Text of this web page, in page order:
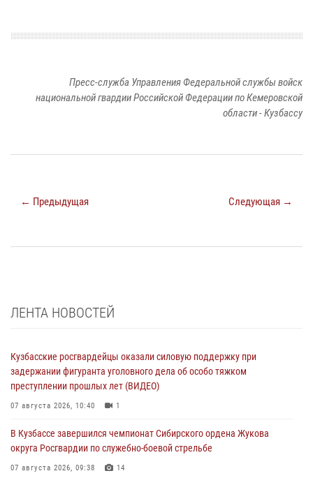
Пресс-служба Управления Федеральной службы войск
национальной гвардии Российской Федерации по Кемеровской
области - Кузбассу
← Предыдущая Следующая →
ЛЕНТА НОВОСТЕЙ
Кузбасские росгвардейцы оказали силовую поддержку при
задержании фигуранта уголовного дела об особо тяжком
преступлении прошлых лет (ВИДЕО)
07 августа 2026, 10:40 1
В Кузбассе завершился чемпионат Сибирского ордена Жукова
округа Росгвардии по служебно-боевой стрельбе
07 августа 2026, 09:38 14